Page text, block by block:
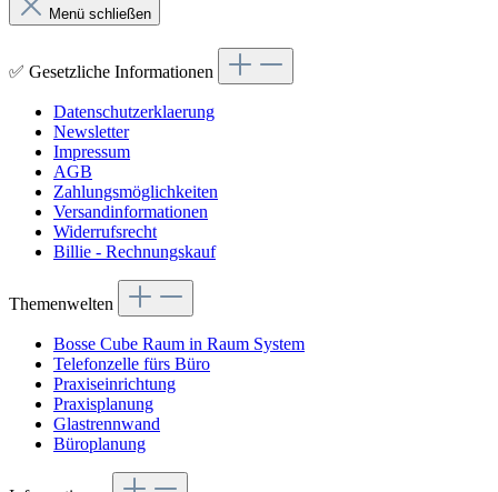
Menü schließen
✅ Gesetzliche Informationen
Datenschutzerklaerung
Newsletter
Impressum
AGB
Zahlungsmöglichkeiten
Versandinformationen
Widerrufsrecht
Billie - Rechnungskauf
Themenwelten
Bosse Cube Raum in Raum System
Telefonzelle fürs Büro
Praxiseinrichtung
Praxisplanung
Glastrennwand
Büroplanung